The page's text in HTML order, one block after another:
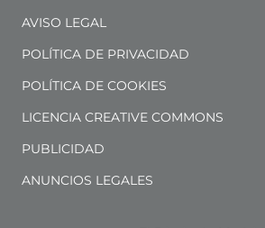
AVISO LEGAL
POLÍTICA DE PRIVACIDAD
POLÍTICA DE COOKIES
LICENCIA CREATIVE COMMONS
PUBLICIDAD
ANUNCIOS LEGALES